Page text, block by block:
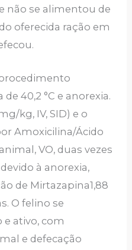
não se alimentou de
oferecida ração em
40,2 °C e anorexia.
kg, IV, SID) e o
Amoxicilina/Ácido
VO, duas vezes
à anorexia,
de Mirtazapina1,88
O felino se
e ativo, com
e defecação